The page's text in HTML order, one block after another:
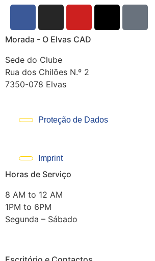
Morada - O Elvas CAD
Sede do Clube
Rua dos Chilões N.º 2
7350-078 Elvas
Proteção de Dados
Imprint
Horas de Serviço
8 AM to 12 AM
1PM to 6PM
Segunda – Sábado